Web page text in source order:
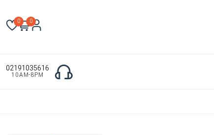
0
0
02191035616
10AM-8PM